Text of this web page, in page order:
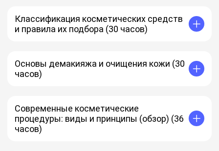
Классификация косметических средств
и правила их подбора (30 часов)
Основы демакияжа и очищения кожи (30
часов)
Современные косметические
процедуры: виды и принципы (обзор) (36
часов)